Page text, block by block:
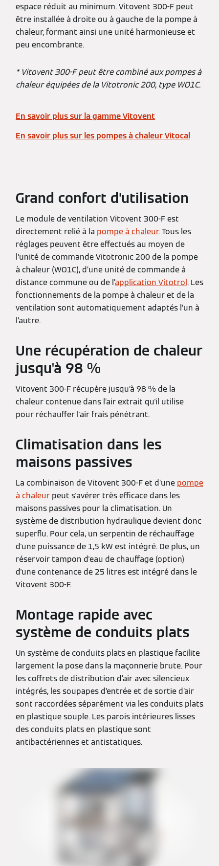
espace réduit au minimum. Vitovent 300-F peut
être installée à droite ou à gauche de la pompe à
chaleur, formant ainsi une unité harmonieuse et
peu encombrante.
* Vitovent 300-F peut être combiné aux pompes à
chaleur équipées de la Vitotronic 200, type WO1C.
En savoir plus sur la gamme Vitovent
En savoir plus sur les pompes à chaleur Vitocal
Grand confort d’utilisation
Le module de ventilation Vitovent 300-F est
directement relié à la pompe à chaleur. Tous les
réglages peuvent être effectués au moyen de
l’unité de commande Vitotronic 200 de la pompe
à chaleur (WO1C), d’une unité de commande à
distance commune ou de l’application Vitotrol . Les
fonctionnements de la pompe à chaleur et de la
ventilation sont automatiquement adaptés l’un à
l’autre.
Une récupération de chaleur
jusqu'à 98 %
Vitovent 300-F récupère jusqu’à 98 % de la
chaleur contenue dans l’air extrait qu'il utilise
pour réchauffer l'air frais pénétrant.
Climatisation dans les
maisons passives
La combinaison de Vitovent 300-F et d’une pompe
à chaleur peut s'avérer très efficace dans les
maisons passives pour la climatisation. Un
système de distribution hydraulique devient donc
superflu. Pour cela, un serpentin de réchauffage
d'une puissance de 1,5 kW est intégré. De plus, un
réservoir tampon d'eau de chauffage (option)
d'une contenance de 25 litres est intégré dans le
Vitovent 300-F.
Montage rapide avec
système de conduits plats
Un système de conduits plats en plastique facilite
largement la pose dans la maçonnerie brute. Pour
les coffrets de distribution d’air avec silencieux
intégrés, les soupapes d’entrée et de sortie d’air
sont raccordées séparément via les conduits plats
en plastique souple. Les parois intérieures lisses
des conduits plats en plastique sont
antibactériennes et antistatiques.